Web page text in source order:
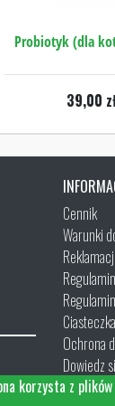
Probiotyk (dla
39,00
Cennik
Warunki
Ochrona
Dowiedz
Kontakt
korzysta z